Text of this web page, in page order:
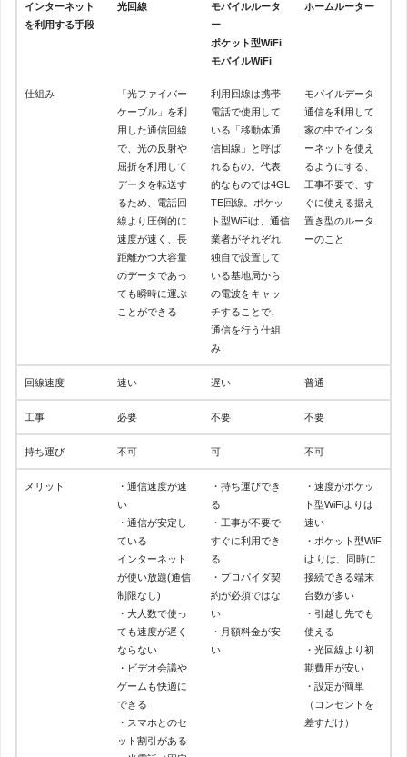
インターネット
を利用する手段
光回線
モバイルルータ
ー
ポケット型WiFi
モバイルWiFi
ホームルーター
仕組み
「光ファイバー
ケーブル」を利
用した通信回線
で、光の反射や
屈折を利用して
データを転送す
るため、電話回
線より圧倒的に
速度が速く、長
距離かつ大容量
のデータであっ
ても瞬時に運ぶ
ことができる
利用回線は携帯
電話で使用して
いる「移動体通
信回線」と呼ば
れるもの。代表
的なものでは4GL
TE回線。ポケッ
ト型WiFiは、通信
業者がそれぞれ
独自で設置して
いる基地局から
の電波をキャッ
チすることで、
通信を行う仕組
み
モバイルデータ
通信を利用して
家の中でインタ
ーネットを使え
るようにする、
工事不要で、す
ぐに使える据え
置き型のルータ
ーのこと
回線速度 速い 遅い 普通
工事 必要 不要 不要
持ち運び 不可 可 不可
メリット
・通信速度が速
い
・通信が安定し
ている
インターネット
が使い放題(通信
制限なし)
・大人数で使っ
ても速度が遅く
ならない
・ビデオ会議や
ゲームも快適に
できる
・スマホとのセ
ット割引がある
・持ち運びでき
る
・工事が不要で
すぐに利用でき
る
・プロパイダ契
約が必須ではな
い
・月額料金が安
い
・速度がポケッ
ト型WiFiよりは
速い
・ポケット型WiF
iよりは、同時に
接続できる端末
台数が多い
・引越し先でも
使える
・光回線より初
期費用が安い
・設定が簡単
（コンセントを
差すだけ）